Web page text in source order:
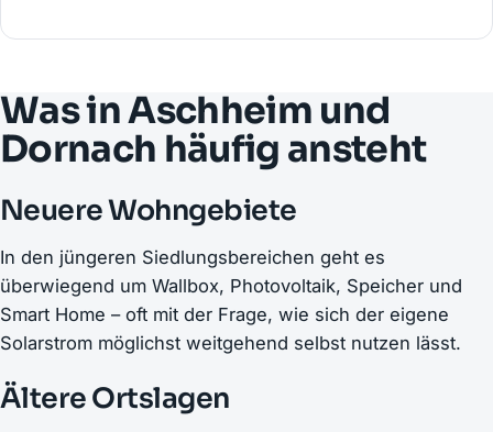
Was in Aschheim und
Dornach häufig ansteht
Neuere Wohngebiete
In den jüngeren Siedlungsbereichen geht es
überwiegend um Wallbox, Photovoltaik, Speicher und
Smart Home – oft mit der Frage, wie sich der eigene
Solarstrom möglichst weitgehend selbst nutzen lässt.
Ältere Ortslagen